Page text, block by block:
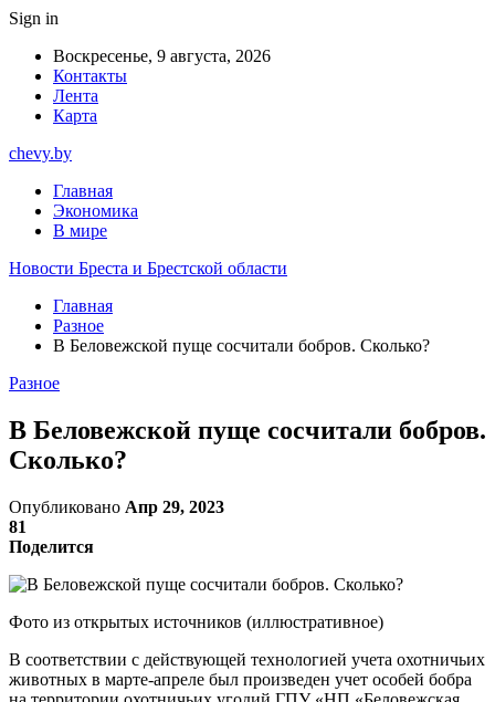
Sign in
Воскресенье, 9 августа, 2026
Контакты
Лента
Карта
chevy.by
Главная
Экономика
В мире
Новости Бреста и Брестской области
Главная
Разное
В Беловежской пуще сосчитали бобров. Сколько?
Разное
В Беловежской пуще сосчитали бобров.
Сколько?
Опубликовано Апр 29, 2023
81
Поделится
Фото из открытых источников (иллюстративное)
В соответствии с действующей технологией учета охотничьих
животных в марте-апреле был произведен учет особей бобра